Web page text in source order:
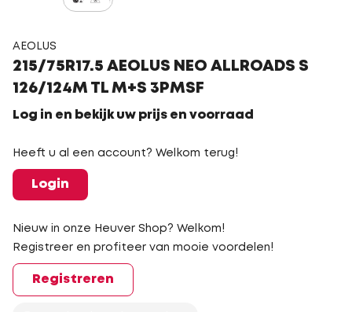
AEOLUS
215/75R17.5 AEOLUS NEO ALLROADS S
126/124M TL M+S 3PMSF
Log in en bekijk uw prijs en voorraad
Heeft u al een account? Welkom terug!
Login
Nieuw in onze Heuver Shop? Welkom!
Registreer en profiteer van mooie voordelen!
Registreren